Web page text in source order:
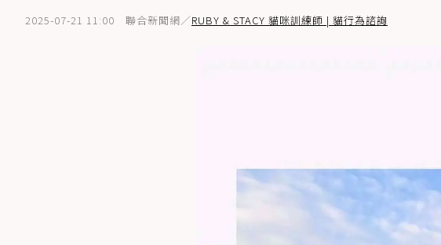
2025-07-21 11:00 聯合新聞網／RUBY & STACY 貓咪訓練師 | 貓行為諮詢